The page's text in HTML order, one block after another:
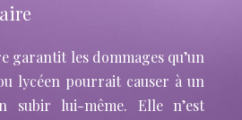
garantit les dommages qu’un
lycéen pourrait causer à un
subir lui-même. Elle n’est